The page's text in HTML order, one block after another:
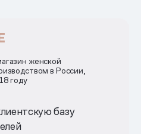
женской
в России,
году
базу